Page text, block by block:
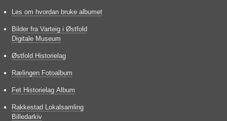
Les om hvordan bruke albumet
Bilder fra Varteig i Østfold
Digitale Museum
Østfold Historielag
Rælingen Fotoalbum
Fet Historielag Album
Rakkestad Lokalsamling
Billedarkiv